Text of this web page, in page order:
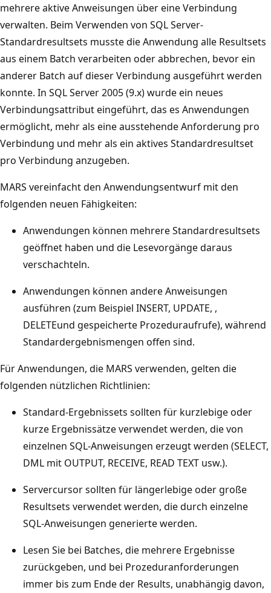
mehrere aktive Anweisungen über eine Verbindung
verwalten. Beim Verwenden von SQL Server-
Standardresultsets musste die Anwendung alle Resultsets
aus einem Batch verarbeiten oder abbrechen, bevor ein
anderer Batch auf dieser Verbindung ausgeführt werden
konnte. In SQL Server 2005 (9.x) wurde ein neues
Verbindungsattribut eingeführt, das es Anwendungen
ermöglicht, mehr als eine ausstehende Anforderung pro
Verbindung und mehr als ein aktives Standardresultset
pro Verbindung anzugeben.
MARS vereinfacht den Anwendungsentwurf mit den
folgenden neuen Fähigkeiten:
Anwendungen können mehrere Standardresultsets
geöffnet haben und die Lesevorgänge daraus
verschachteln.
Anwendungen können andere Anweisungen
ausführen (zum Beispiel INSERT, UPDATE, ,
DELETEund gespeicherte Prozeduraufrufe), während
Standardergebnismengen offen sind.
Für Anwendungen, die MARS verwenden, gelten die
folgenden nützlichen Richtlinien:
Standard-Ergebnissets sollten für kurzlebige oder
kurze Ergebnissätze verwendet werden, die von
einzelnen SQL-Anweisungen erzeugt werden (SELECT,
DML mit OUTPUT, RECEIVE, READ TEXT usw.).
Servercursor sollten für längerlebige oder große
Resultsets verwendet werden, die durch einzelne
SQL-Anweisungen generierte werden.
Lesen Sie bei Batches, die mehrere Ergebnisse
zurückgeben, und bei Prozeduranforderungen
immer bis zum Ende der Results, unabhängig davon,